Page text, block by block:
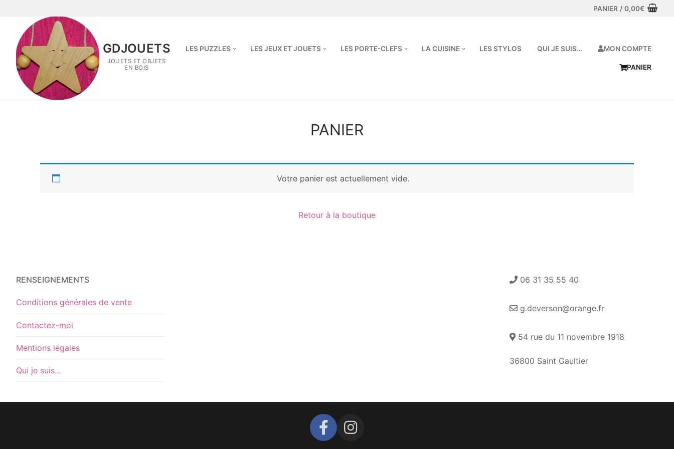
contenu
PANIER / 0,00€
GDJOUETS
JOUETS ET OBJETS
EN BOIS
LES PUZZLES LES JEUX ET JOUETS LES PORTE-CLEFS LA CUISINE LES STYLOS QUI JE SUIS… MON COMPTE
PANIER
PANIER
Votre panier est actuellement vide.
Retour à la boutique
RENSEIGNEMENTS
Conditions générales de vente
Contactez-moi
Mentions légales
Qui je suis…
06 31 35 55 40
g.deverson@orange.fr
54 rue du 11 novembre 1918
36800 Saint Gaultier